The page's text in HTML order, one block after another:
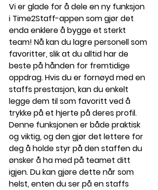
Vi er glade for å dele en ny funksjon
i Time2Staff-appen som gjør det
enda enklere å bygge et sterkt
team! Nå kan du lagre personell som
favoritter, slik at du alltid har de
beste på hånden for fremtidige
oppdrag. Hvis du er fornøyd med en
staffs prestasjon, kan du enkelt
legge dem til som favoritt ved å
trykke på et hjerte på deres profil.
Denne funksjonen er både praktisk
og viktig, og den gjør det lettere for
deg å holde styr på den staffen du
ønsker å ha med på teamet ditt
igjen. Du kan gjøre dette når som
helst, enten du ser på en staffs